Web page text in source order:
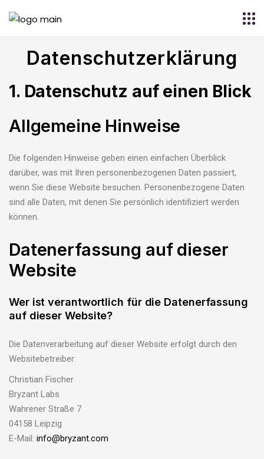
Datenschutzerklärung
1. Datenschutz auf einen Blick
Allgemeine Hinweise
Die folgenden Hinweise geben einen einfachen Überblick
darüber, was mit Ihren personenbezogenen Daten passiert,
wenn Sie diese Website besuchen. Personenbezogene Daten
sind alle Daten, mit denen Sie persönlich identifiziert werden
können.
Datenerfassung auf dieser
Website
Wer ist verantwortlich für die Datenerfassung
auf dieser Website?
Die Datenverarbeitung auf dieser Website erfolgt durch den
Websitebetreiber:
Christian Fischer
Bryzant Labs
Wahrener Straße 7
04158 Leipzig
E-Mail: info@bryzant.com